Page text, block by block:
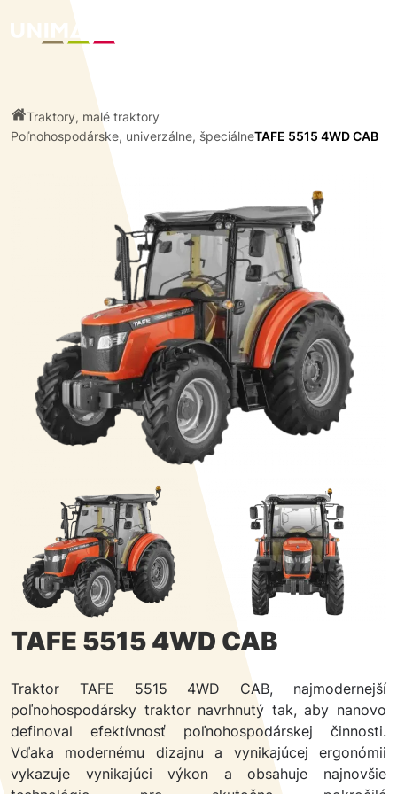
Traktory, malé traktory
Poľnohospodárske, univerzálne, špeciálneTAFE 5515 4WD CAB
TAFE 5515 4WD CAB
Traktor TAFE 5515 4WD CAB, najmodernejší
poľnohospodársky traktor navrhnutý tak, aby nanovo
definoval efektívnosť poľnohospodárskej činnosti.
Vďaka modernému dizajnu a vynikajúcej ergonómii
vykazuje vynikajúci výkon a obsahuje najnovšie